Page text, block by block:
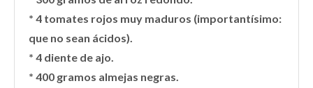
* 4 tomates rojos muy maduros (importantísimo:
que no sean ácidos).
* 4 diente de ajo.
* 400 gramos almejas negras.